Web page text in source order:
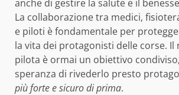
anche di gestire la salute e il
La collaborazione tra medici,
e piloti è fondamentale per
la vita dei protagonisti delle corse. Il
pilota è ormai un obiettivo
speranza di rivederlo presto
più forte e sicuro di prima.